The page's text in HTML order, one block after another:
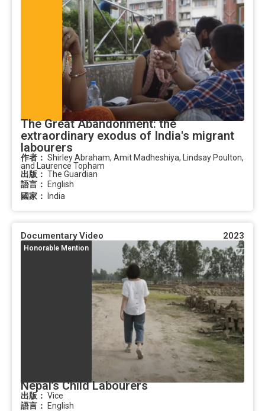
The Great Abandonment: the
extraordinary exodus of India's migrant
labourers
作者： Shirley Abraham, Amit Madheshiya, Lindsay Poulton,
and Laurence Topham
出版： The Guardian
語言：
English
國家：
India
Documentary Video 2023
Honorable Mention
Nepal’s Child Labourers
出版： Vice
語言：
English